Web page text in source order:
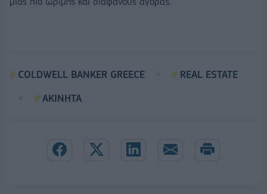
COLDWELL BANKER GREECE
REAL ESTATE
ΑΚΙΝΗΤΑ